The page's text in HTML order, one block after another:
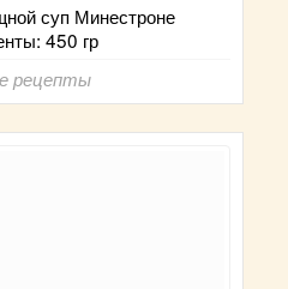
суп Минестроне
450 гр
рецепты